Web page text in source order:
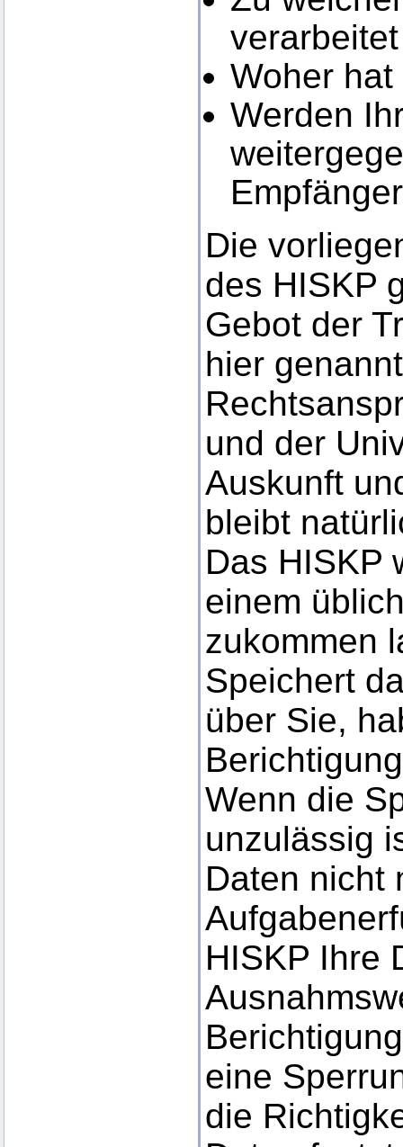
Woher
Werden
Die
des HISKP
Gebot der
hier
und der
Auskunft
bleibt
Das HISKP
einem
zukommen
Speichert
über Sie,
Wenn die
unzulässig
Daten nicht
HISKP Ihre
eine
die